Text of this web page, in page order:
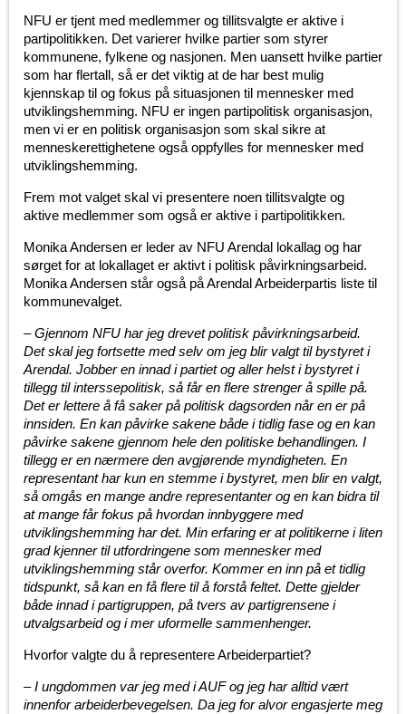
NFU er tjent med medlemmer og tillitsvalgte er aktive i
partipolitikken. Det varierer hvilke partier som styrer
kommunene, fylkene og nasjonen. Men uansett hvilke partier
som har flertall, så er det viktig at de har best mulig
kjennskap til og fokus på situasjonen til mennesker med
utviklingshemming. NFU er ingen partipolitisk organisasjon,
men vi er en politisk organisasjon som skal sikre at
menneskerettighetene også oppfylles for mennesker med
utviklingshemming.
Frem mot valget skal vi presentere noen tillitsvalgte og
aktive medlemmer som også er aktive i partipolitikken.
Monika Andersen er leder av NFU Arendal lokallag og har
sørget for at lokallaget er aktivt i politisk påvirkningsarbeid.
Monika Andersen står også på Arendal Arbeiderpartis liste til
kommunevalget.
– Gjennom NFU har jeg drevet politisk påvirkningsarbeid.
Det skal jeg fortsette med selv om jeg blir valgt til bystyret i
Arendal. Jobber en innad i partiet og aller helst i bystyret i
tillegg til interssepolitisk, så får en flere strenger å spille på.
Det er lettere å få saker på politisk dagsorden når en er på
innsiden. En kan påvirke sakene både i tidlig fase og en kan
påvirke sakene gjennom hele den politiske behandlingen. I
tillegg er en nærmere den avgjørende myndigheten. En
representant har kun en stemme i bystyret, men blir en valgt,
så omgås en mange andre representanter og en kan bidra til
at mange får fokus på hvordan innbyggere med
utviklingshemming har det. Min erfaring er at politikerne i liten
grad kjenner til utfordringene som mennesker med
utviklingshemming står overfor. Kommer en inn på et tidlig
tidspunkt, så kan en få flere til å forstå feltet. Dette gjelder
både innad i partigruppen, på tvers av partigrensene i
utvalgsarbeid og i mer uformelle sammenhenger.
Hvorfor valgte du å representere Arbeiderpartiet?
– I ungdommen var jeg med i AUF og jeg har alltid vært
innenfor arbeiderbevegelsen. Da jeg for alvor engasjerte meg